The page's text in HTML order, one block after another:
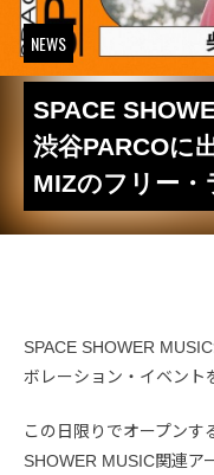
NEWS
SPACE
渋谷PARCOに
MIZのフリー・
SPACE SHOWER
ボレーション・イベント
この日限りでオープンす
SHOWER MUSIC関連ア